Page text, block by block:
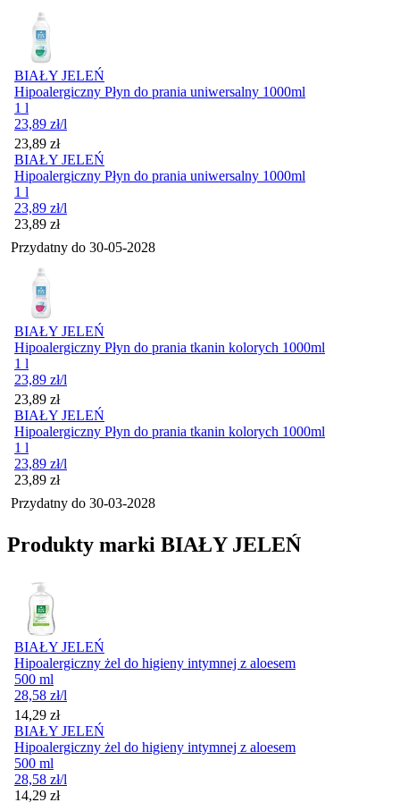
BIAŁY JELEŃ
Hipoalergiczny Płyn do prania uniwersalny 1000ml
1 l
23,89 zł/l
Cena
23,89 zł
BIAŁY JELEŃ
Hipoalergiczny Płyn do prania uniwersalny 1000ml
1 l
23,89 zł/l
Cena
23,89 zł
Przydatny do 30-05-2028
BIAŁY JELEŃ
Hipoalergiczny Płyn do prania tkanin kolorych 1000ml
1 l
23,89 zł/l
Cena
23,89 zł
BIAŁY JELEŃ
Hipoalergiczny Płyn do prania tkanin kolorych 1000ml
1 l
23,89 zł/l
Cena
23,89 zł
Przydatny do 30-03-2028
Produkty marki BIAŁY JELEŃ
BIAŁY JELEŃ
Hipoalergiczny żel do higieny intymnej z aloesem
500 ml
28,58 zł/l
Cena
14,29 zł
BIAŁY JELEŃ
Hipoalergiczny żel do higieny intymnej z aloesem
500 ml
28,58 zł/l
Cena
14,29 zł